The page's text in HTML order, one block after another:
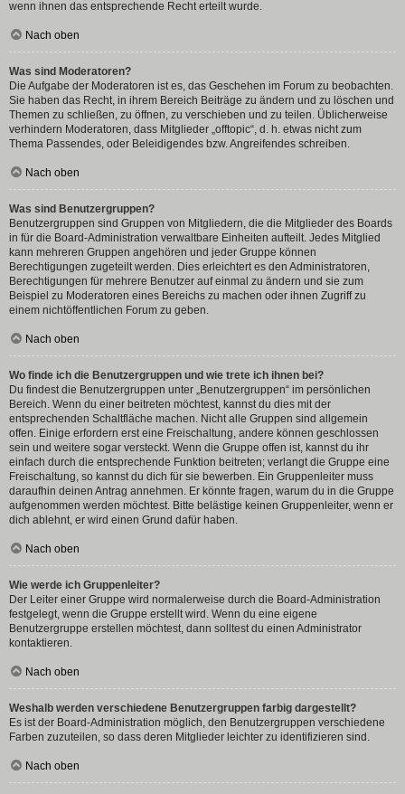
wenn ihnen das entsprechende Recht erteilt wurde.
Nach oben
Was sind Moderatoren?
Die Aufgabe der Moderatoren ist es, das Geschehen im Forum zu beobachten.
Sie haben das Recht, in ihrem Bereich Beiträge zu ändern und zu löschen und
Themen zu schließen, zu öffnen, zu verschieben und zu teilen. Üblicherweise
verhindern Moderatoren, dass Mitglieder „offtopic“, d. h. etwas nicht zum
Thema Passendes, oder Beleidigendes bzw. Angreifendes schreiben.
Nach oben
Was sind Benutzergruppen?
Benutzergruppen sind Gruppen von Mitgliedern, die die Mitglieder des Boards
in für die Board-Administration verwaltbare Einheiten aufteilt. Jedes Mitglied
kann mehreren Gruppen angehören und jeder Gruppe können
Berechtigungen zugeteilt werden. Dies erleichtert es den Administratoren,
Berechtigungen für mehrere Benutzer auf einmal zu ändern und sie zum
Beispiel zu Moderatoren eines Bereichs zu machen oder ihnen Zugriff zu
einem nichtöffentlichen Forum zu geben.
Nach oben
Wo finde ich die Benutzergruppen und wie trete ich ihnen bei?
Du findest die Benutzergruppen unter „Benutzergruppen“ im persönlichen
Bereich. Wenn du einer beitreten möchtest, kannst du dies mit der
entsprechenden Schaltfläche machen. Nicht alle Gruppen sind allgemein
offen. Einige erfordern erst eine Freischaltung, andere können geschlossen
sein und weitere sogar versteckt. Wenn die Gruppe offen ist, kannst du ihr
einfach durch die entsprechende Funktion beitreten; verlangt die Gruppe eine
Freischaltung, so kannst du dich für sie bewerben. Ein Gruppenleiter muss
daraufhin deinen Antrag annehmen. Er könnte fragen, warum du in die Gruppe
aufgenommen werden möchtest. Bitte belästige keinen Gruppenleiter, wenn er
dich ablehnt, er wird einen Grund dafür haben.
Nach oben
Wie werde ich Gruppenleiter?
Der Leiter einer Gruppe wird normalerweise durch die Board-Administration
festgelegt, wenn die Gruppe erstellt wird. Wenn du eine eigene
Benutzergruppe erstellen möchtest, dann solltest du einen Administrator
kontaktieren.
Nach oben
Weshalb werden verschiedene Benutzergruppen farbig dargestellt?
Es ist der Board-Administration möglich, den Benutzergruppen verschiedene
Farben zuzuteilen, so dass deren Mitglieder leichter zu identifizieren sind.
Nach oben